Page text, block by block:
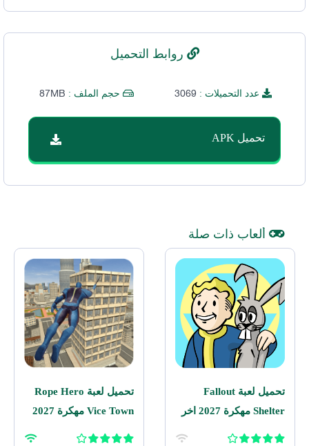
روابط التحميل
عدد التحميلات : 3069 حجم الملف : 87MB
تحميل APK
ألعاب ذات صلة
تحميل لعبة Fallout
Shelter مهكرة 2027 اخر
تحميل لعبة Rope Hero
Vice Town مهكرة 2027